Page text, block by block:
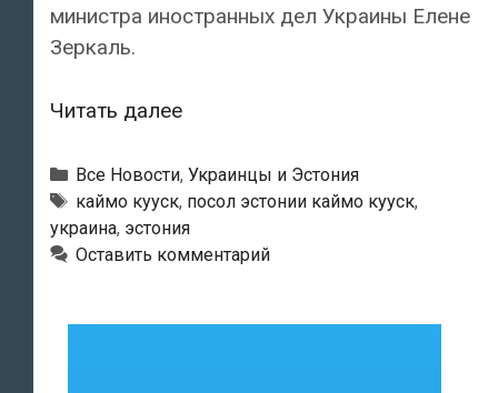
министра иностранных дел Украины Елене
Зеркаль.
Читать далееНовый
«Украина
является
внешнеполитическим
приоритетом
Рубрики
Все Новости, Украинцы и Эстония
Метки
каймо кууск, посол эстонии каймо кууск,
украина, эстония
Оставить комментарий